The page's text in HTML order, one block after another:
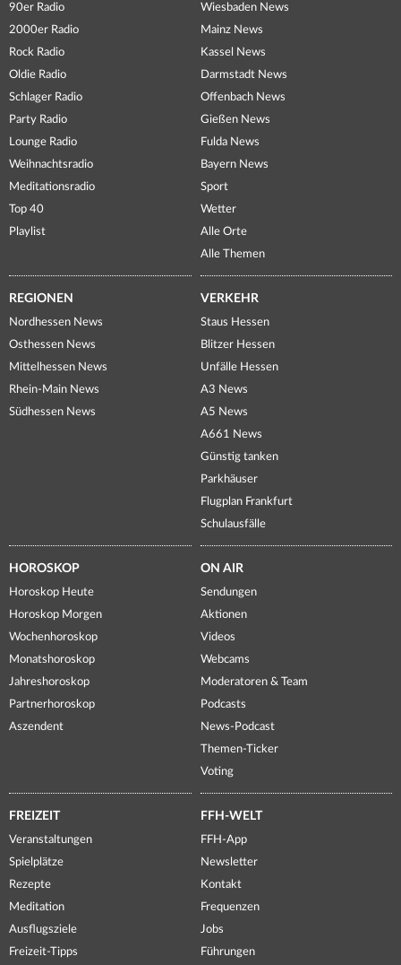
90er Radio
2000er Radio
Rock Radio
Oldie Radio
Schlager Radio
Party Radio
Lounge Radio
Weihnachtsradio
Meditationsradio
Top 40
Playlist
Wiesbaden News
Mainz News
Kassel News
Darmstadt News
Offenbach News
Gießen News
Fulda News
Bayern News
Sport
Wetter
Alle Orte
Alle Themen
REGIONEN
Nordhessen News
Osthessen News
Mittelhessen News
Rhein-Main News
Südhessen News
VERKEHR
Staus Hessen
Blitzer Hessen
Unfälle Hessen
A3 News
A5 News
A661 News
Günstig tanken
Parkhäuser
Flugplan Frankfurt
Schulausfälle
HOROSKOP
Horoskop Heute
Horoskop Morgen
Wochenhoroskop
Monatshoroskop
Jahreshoroskop
Partnerhoroskop
Aszendent
ON AIR
Sendungen
Aktionen
Videos
Webcams
Moderatoren & Team
Podcasts
News-Podcast
Themen-Ticker
Voting
FREIZEIT
Veranstaltungen
Spielplätze
Rezepte
Meditation
Ausflugsziele
Freizeit-Tipps
FFH-WELT
FFH-App
Newsletter
Kontakt
Frequenzen
Jobs
Führungen